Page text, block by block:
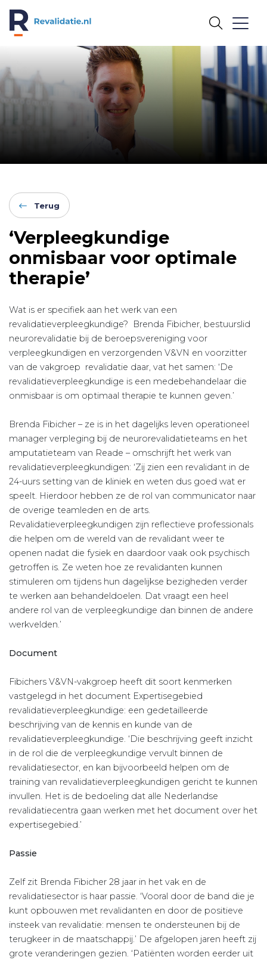
REVALIDATIE.NL
Terug
‘Verpleegkundige
onmisbaar voor optimale
therapie’
Wat is er specifiek aan het werk van een
revalidatieverpleegkundige? Brenda Fibicher, bestuurslid
neurorevalidatie bij de beroepsvereniging voor
verpleegkundigen en verzorgenden V&VN en voorzitter
van de vakgroep revalidatie daar, vat het samen: ‘De
revalidatieverpleegkundige is een medebehandelaar die
onmisbaar is om optimaal therapie te kunnen geven.’
Brenda Fibicher – ze is in het dagelijks leven operationeel
manager verpleging bij de neurorevalidatieteams en het
amputatieteam van Reade – omschrijft het werk van
revalidatieverpleegkundigen: ‘Zij zien een revalidant in de
24-uurs setting van de kliniek en weten dus goed wat er
speelt. Hierdoor hebben ze de rol van communicator naar
de overige teamleden en de arts.
Revalidatieverpleegkundigen zijn reflectieve professionals
die helpen om de wereld van de revalidant weer te
openen nadat die fysiek en daardoor vaak ook psychisch
getroffen is. Ze weten hoe ze revalidanten kunnen
stimuleren om tijdens hun dagelijkse bezigheden verder
te werken aan behandeldoelen. Dat vraagt een heel
andere rol van de verpleegkundige dan binnen de andere
werkvelden.’
Document
Fibichers V&VN-vakgroep heeft dit soort kenmerken
vastgelegd in het document Expertisegebied
revalidatieverpleegkundige: een gedetailleerde
beschrijving van de kennis en kunde van de
revalidatieverpleegkundige. ‘Die beschrijving geeft inzicht
in de rol die de verpleegkundige vervult binnen de
revalidatiesector, en kan bijvoorbeeld helpen om de
training van revalidatieverpleegkundigen gericht te kunnen
invullen. Het is de bedoeling dat alle Nederlandse
revalidatiecentra gaan werken met het document over het
expertisegebied.’
Passie
Zelf zit Brenda Fibicher 28 jaar in het vak en de
revalidatiesector is haar passie. ‘Vooral door de band die je
kunt opbouwen met revalidanten en door de positieve
insteek van revalidatie: mensen te ondersteunen bij de
terugkeer in de maatschappij.’ De afgelopen jaren heeft zij
grote veranderingen gezien. ‘Patiënten worden eerder uit